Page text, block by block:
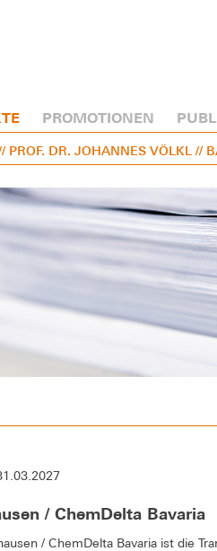
PROMOTIONEN
PROF. DR. JOHANNES VÖLKL //
/ ChemDelta Bavaria
/ ChemDelta Bavaria ist die